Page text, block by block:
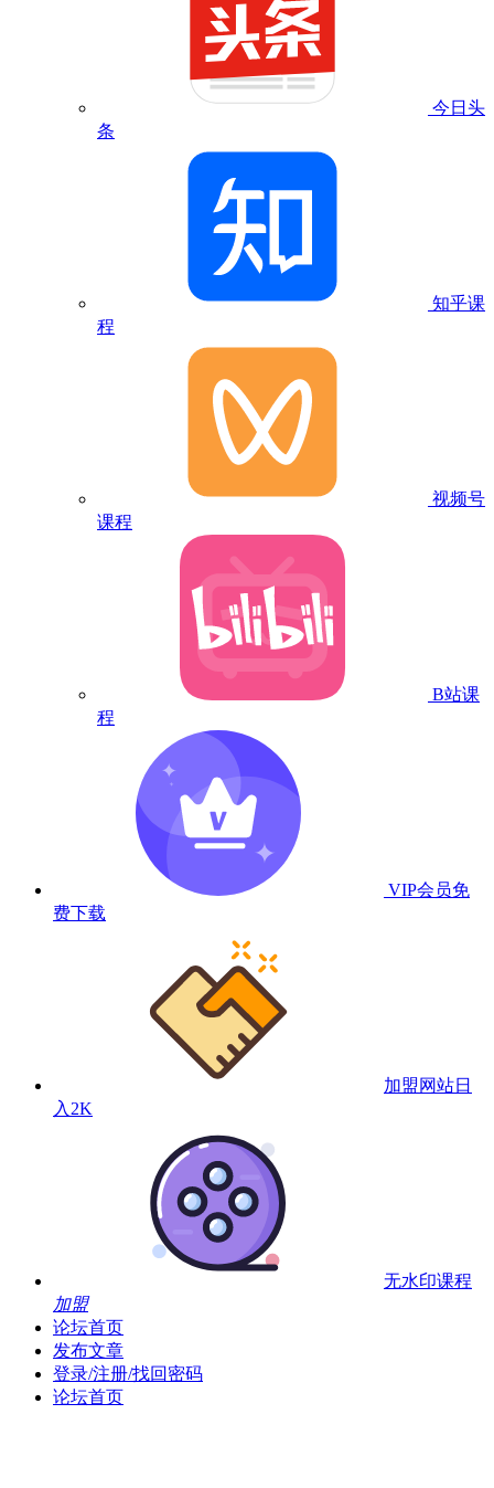
今日头
条
知乎课
程
视频号
课程
B站课
程
VIP会员免
费下载
加盟网站日
入2K
无水印课程
加盟
论坛首页
发布文章
登录/注册/找回密码
论坛首页